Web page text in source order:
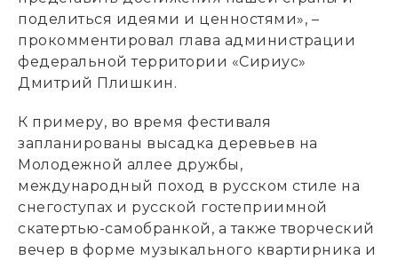
поделиться идеями и ценностями», –
прокомментировал глава администрации
федеральной территории «Сириус»
Дмитрий Плишкин.
К примеру, во время фестиваля
запланированы высадка деревьев на
Молодежной аллее дружбы,
международный поход в русском стиле на
снегоступах и русской гостеприимной
скатертью-самобранкой, а также творческий
вечер в форме музыкального квартирника и